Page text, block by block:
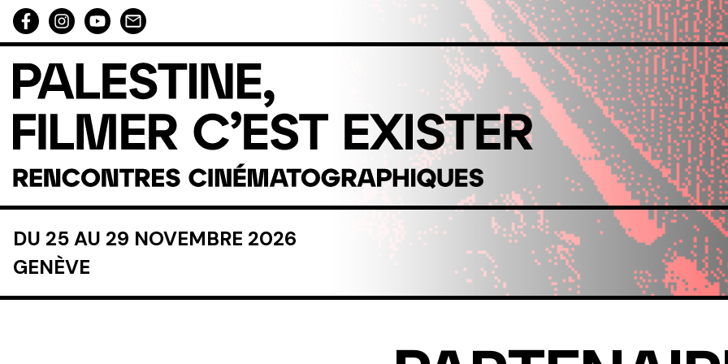
Aller au contenu directement
DU 25 AU 29 NOVEMBRE 2026
GENÈVE